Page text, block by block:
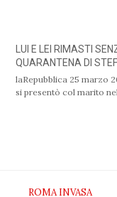
LUI E LEI RIMASTI
QUARANTENA DI
laRepubblica 25 marzo
si presentò col marito
ROMA INVASA